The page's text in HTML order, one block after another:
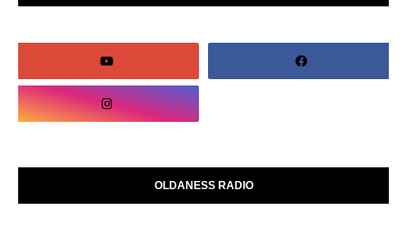
OLDANESS RADIO